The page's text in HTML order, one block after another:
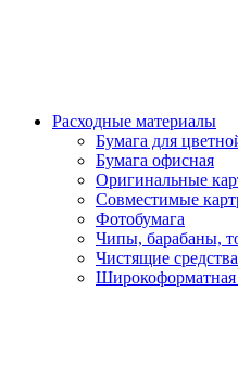
Расходные материалы
Бумага для
Бумага офисная
Оригинальные
Совместимые
Фотобумага
Чипы, барабаны,
Чистящие средства
Широкоформатная